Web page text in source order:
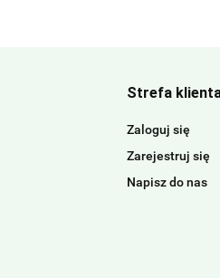
Strefa
Zaloguj się
Zarejestruj się
Napisz do nas